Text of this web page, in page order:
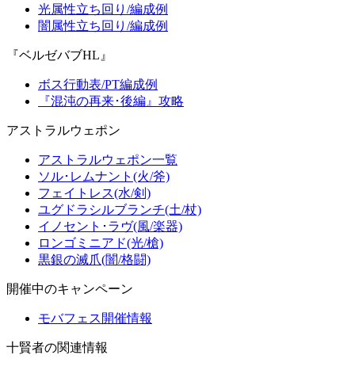
光属性立ち回り/編成例
闇属性立ち回り/編成例
『ベルゼバブHL』
ボス行動表/PT編成例
『混沌の再来･後編』攻略
アストラルウェポン
アストラルウェポン一覧
ソル･レムナント(火/斧)
フェイトレス(水/剣)
ユグドラシルブランチ(土/杖)
イノセント･ラヴ(風/楽器)
ロンゴミニアド(光/槍)
黒銀の滅爪(闇/格闘)
開催中のキャンペーン
モバフェス開催情報
十賢者の関連情報